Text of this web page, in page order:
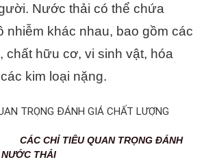
Nước thải có thể chứa
nhiễm khác nhau, bao gồm các
chất hữu cơ, vi sinh vật, hóa
kim loại nặng.
QUAN TRỌNG ĐÁNH
THẢI